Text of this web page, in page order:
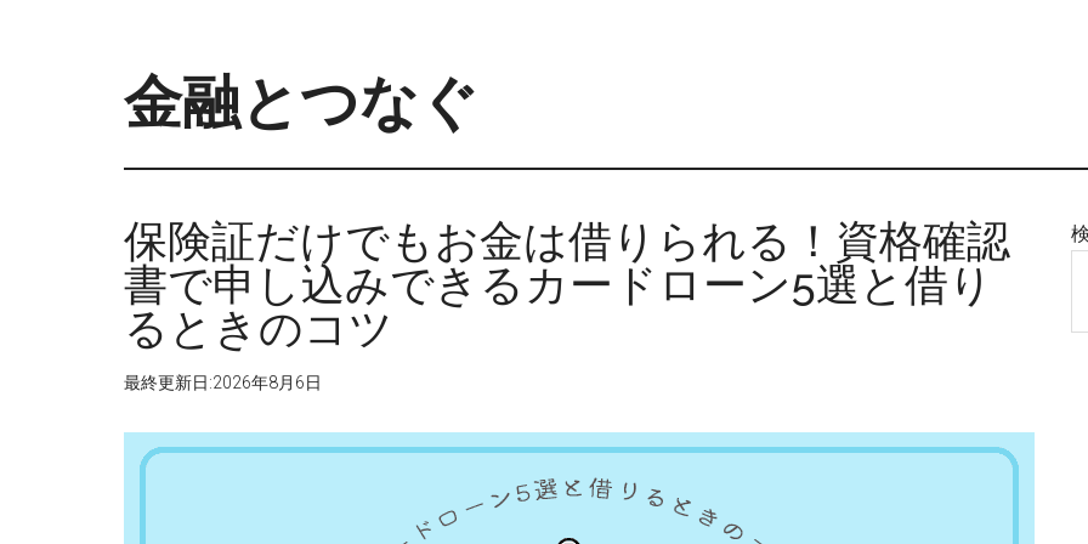
金融とつなぐ
保険証だけでもお金は借りられる！資格確認
書で申し込みできるカードローン5選と借り
るときのコツ
最終更新日:2026年8月6日